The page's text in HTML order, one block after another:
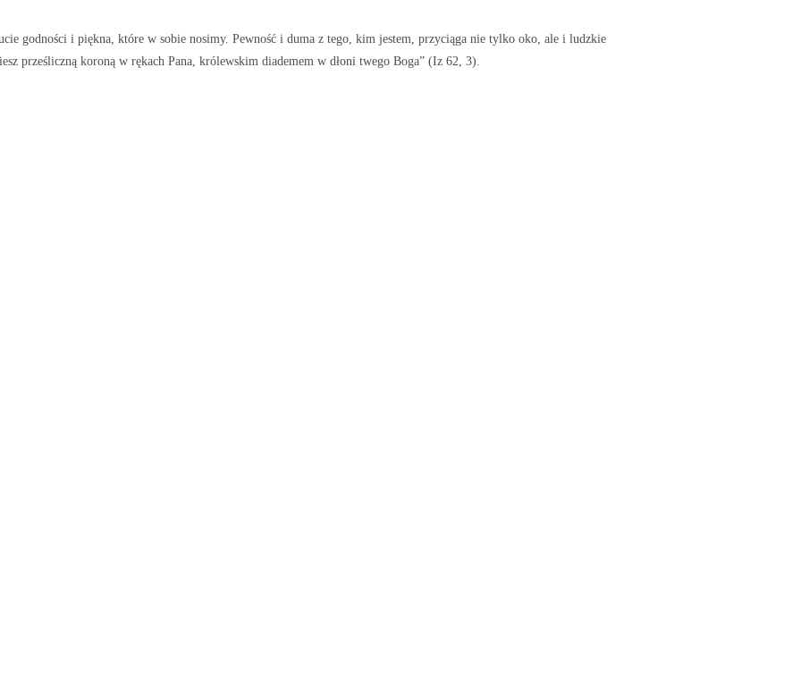
godności i piękna, które w sobie nosimy. Pewność i duma z tego, kim jestem, przyciąga nie tylko oko, ale i ludzkie
prześliczną koroną w rękach Pana, królewskim diademem w dłoni twego Boga” (Iz 62, 3).